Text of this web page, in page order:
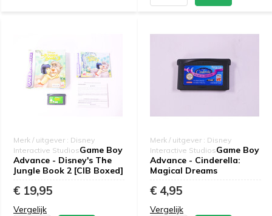
Merk / uitgever : Disney
Interactive StudiosGame Boy
Advance - Disney's The
Jungle Book 2 [CIB Boxed]
€ 19,95
Vergelijk
Merk / uitgever : Disney
Interactive StudiosGame Boy
Advance - Cinderella:
Magical Dreams
€ 4,95
Vergelijk